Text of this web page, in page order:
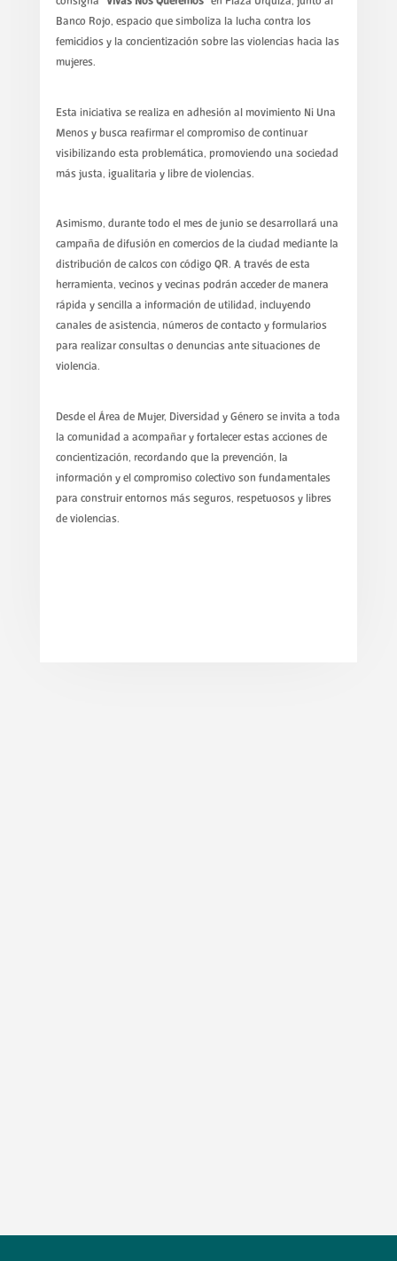
Banco Rojo, espacio que simboliza la lucha contra los
femicidios y la concientización sobre las violencias hacia las
mujeres.
Esta iniciativa se realiza en adhesión al movimiento Ni Una
Menos y busca reafirmar el compromiso de continuar
visibilizando esta problemática, promoviendo una sociedad
más justa, igualitaria y libre de violencias.
Asimismo, durante todo el mes de junio se desarrollará una
campaña de difusión en comercios de la ciudad mediante la
distribución de calcos con código QR. A través de esta
herramienta, vecinos y vecinas podrán acceder de manera
rápida y sencilla a información de utilidad, incluyendo
canales de asistencia, números de contacto y formularios
para realizar consultas o denuncias ante situaciones de
violencia.
Desde el Área de Mujer, Diversidad y Género se invita a toda
la comunidad a acompañar y fortalecer estas acciones de
concientización, recordando que la prevención, la
información y el compromiso colectivo son fundamentales
para construir entornos más seguros, respetuosos y libres
de violencias.